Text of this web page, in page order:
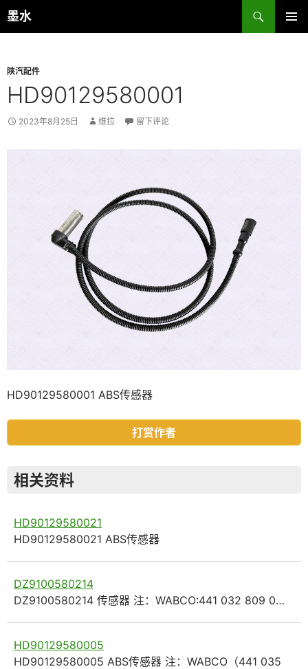
跳
至
墨水
搜
索
陕汽配件
HD90129580001
2023年8月25日 维拉 留下评论
HD90129580001 ABS传感器
打赏作者
相关资料
HD90129580021
HD90129580021 ABS传感器
DZ9100580214
DZ9100580214 传感器 注：WABCO:441 032 809 0…
HD90129580005
HD90129580005 ABS传感器 注：WABCO（441 035